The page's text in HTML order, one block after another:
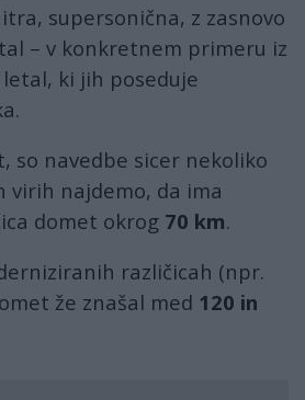
supersonična, z zasnovo
– v konkretnem primeru iz
letal, ki jih poseduje
so navedbe sicer nekoliko
virih najdemo, da ima
domet okrog 70 km.
različicah (npr.
že znašal med 120 in